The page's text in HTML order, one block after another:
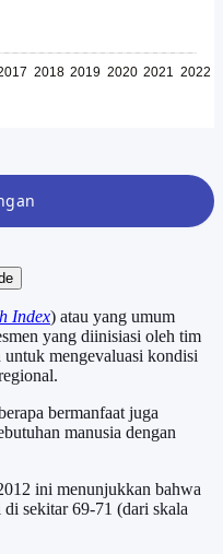
Index) atau yang umum
yang diinisiasi oleh tim
mengevaluasi kondisi
bermanfaat juga
manusia dengan
ini menunjukkan bahwa
sekitar 69-71 (dari skala